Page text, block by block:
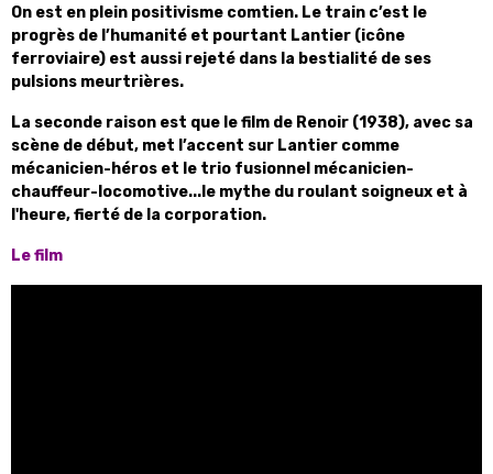
On est en plein positivisme comtien. Le train c’est le
progrès de l’humanité et pourtant Lantier (icône
ferroviaire) est aussi rejeté dans la bestialité de ses
pulsions meurtrières.
La seconde raison est que le film de Renoir (1938), avec sa
scène de début, met l’accent sur Lantier comme
mécanicien-héros et le trio fusionnel mécanicien-
chauffeur-locomotive...le mythe du roulant soigneux et à
l'heure, fierté de la corporation.
Le film